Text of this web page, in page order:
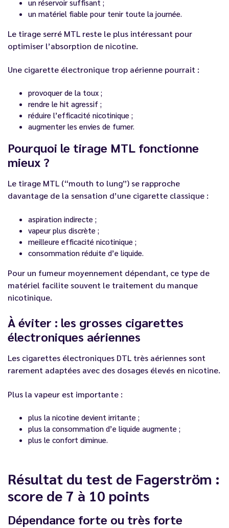
un réservoir suffisant ;
un matériel fiable pour tenir toute la journée.
Le tirage serré MTL reste le plus intéressant pour
optimiser l’absorption de nicotine.
Une cigarette électronique trop aérienne pourrait :
provoquer de la toux ;
rendre le hit agressif ;
réduire l’efficacité nicotinique ;
augmenter les envies de fumer.
Pourquoi le tirage MTL fonctionne
mieux ?
Le tirage MTL (“mouth to lung”) se rapproche
davantage de la sensation d’une cigarette classique :
aspiration indirecte ;
vapeur plus discrète ;
meilleure efficacité nicotinique ;
consommation réduite d’e liquide.
Pour un fumeur moyennement dépendant, ce type de
matériel facilite souvent le traitement du manque
nicotinique.
À éviter : les grosses cigarettes
électroniques aériennes
Les cigarettes électroniques DTL très aériennes sont
rarement adaptées avec des dosages élevés en nicotine.
Plus la vapeur est importante :
plus la nicotine devient irritante ;
plus la consommation d’e liquide augmente ;
plus le confort diminue.
Résultat du test de Fagerström :
score de 7 à 10 points
Dépendance forte ou très forte